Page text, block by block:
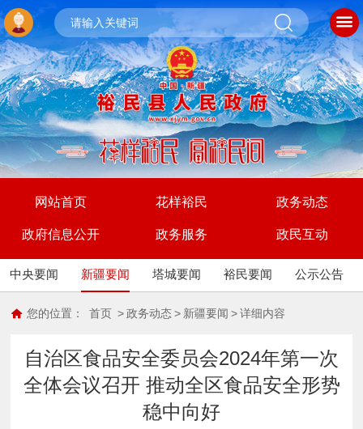
网站首页 花样裕民 政务动态
政府信息公开 政务服务 政民互动
中央要闻 新疆要闻 塔城要闻 裕民要闻 公示公告
您的位置： 首页 > 政务动态 > 新疆要闻 > 详细内容
自治区食品安全委员会2024年第一次
全体会议召开 推动全区食品安全形势
稳中向好